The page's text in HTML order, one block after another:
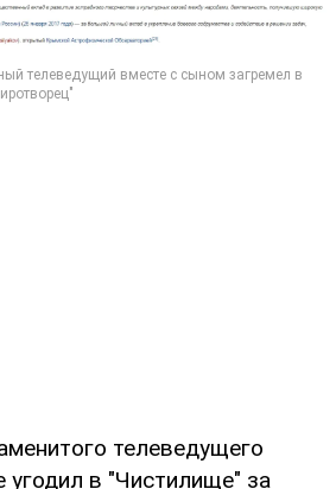
телеведущего
угодил в "Чистилище" за